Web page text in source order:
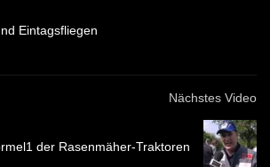
Eintagsfliegen
Nächstes Video
der Rasenmäher-Traktoren